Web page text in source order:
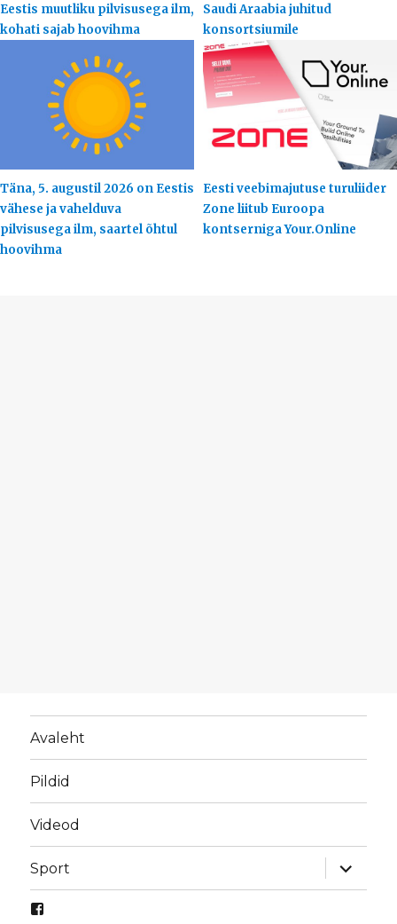
Eestis muutliku pilvisusega ilm,
kohati sajab hoovihma
Saudi Araabia juhitud
konsortsiumile
Täna, 5. augustil 2026 on Eestis
vähese ja vahelduva
pilvisusega ilm, saartel õhtul
hoovihma
Eesti veebimajutuse turuliider
Zone liitub Euroopa
kontserniga Your.Online
Avaleht
Pildid
Videod
Sport
laienda